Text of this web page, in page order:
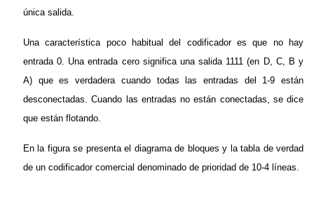
única salida.
Una característica poco habitual del codificador es que no hay
entrada 0. Una entrada cero significa una salida 1111 (en D, C, B y
A) que es verdadera cuando todas las entradas del 1-9 están
desconectadas. Cuando las entradas no están conectadas, se dice
que están flotando.
En la figura se presenta el diagrama de bloques y la tabla de verdad
de un codificador comercial denominado de prioridad de 10-4 líneas.